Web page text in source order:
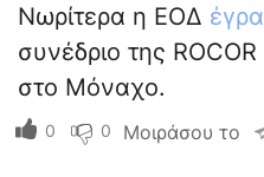
Νωρίτερα η ΕΟΔ
συνέδριο της
στο Μόναχο.
0 0 Μοιράσου το